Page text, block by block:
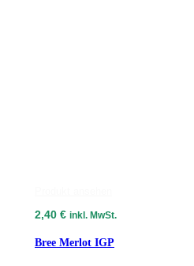
2,40 € inkl. MwSt.
Bree Merlot IGP